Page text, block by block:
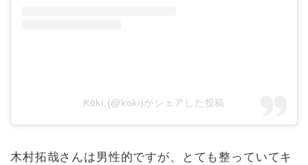
Kōki,(@koki)がシェアした投稿
木村拓哉さんは男性的ですが、とても整っていてキ